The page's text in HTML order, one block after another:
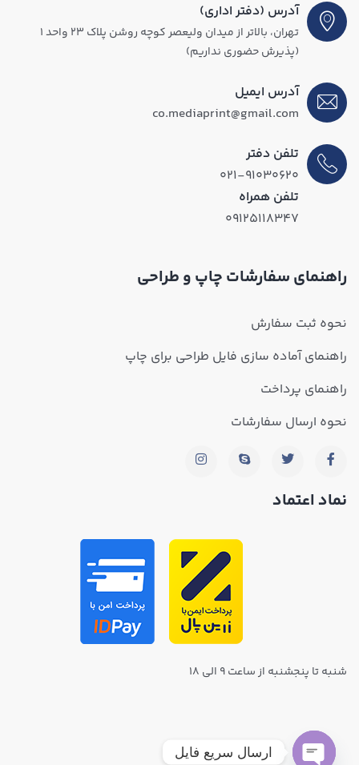
آدرس (دفتر اداری)
تهران، بالاتر از میدان ولیعصر کوچه روشن پلاک ۲۳ واحد ۱
(پذیرش حضوری نداریم)
آدرس ایمیل
co.mediaprint@gmail.com
تلفن دفتر
۰۲۱-۹۱۰۳۰۶۲۰
تلفن همراه
۰۹۱۲۵۱۱۸۳۴۷
راهنمای سفارشات چاپ و طراحی
نحوه ثبت سفارش
راهنمای آماده سازی فایل طراحی برای چاپ
راهنمای پرداخت
نحوه ارسال سفارشات
نماد اعتماد
شنبه تا پنجشنبه از ساعت ۹ الی ۱۸
ارسال سریع فایل